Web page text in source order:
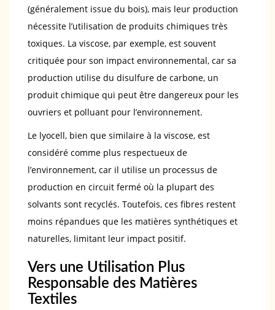
(généralement issue du bois), mais leur production
nécessite l’utilisation de produits chimiques très
toxiques. La viscose, par exemple, est souvent
critiquée pour son impact environnemental, car sa
production utilise du disulfure de carbone, un
produit chimique qui peut être dangereux pour les
ouvriers et polluant pour l’environnement.
Le lyocell, bien que similaire à la viscose, est
considéré comme plus respectueux de
l’environnement, car il utilise un processus de
production en circuit fermé où la plupart des
solvants sont recyclés. Toutefois, ces fibres restent
moins répandues que les matières synthétiques et
naturelles, limitant leur impact positif.
Vers une Utilisation Plus
Responsable des Matières
Textiles